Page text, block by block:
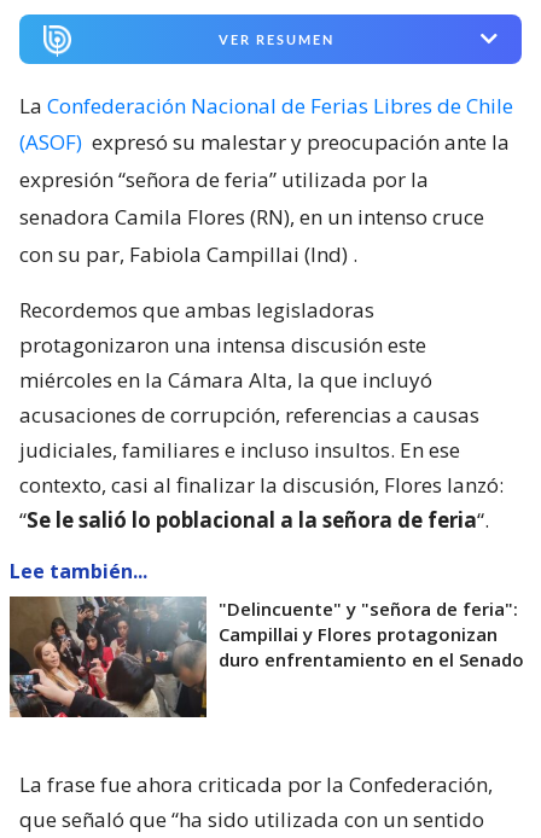
VER RESUMEN
La Confederación Nacional de Ferias Libres de Chile
(ASOF) expresó su malestar y preocupación ante la
expresión “señora de feria” utilizada por la
senadora Camila Flores (RN), en un intenso cruce
con su par, Fabiola Campillai (Ind) .
Recordemos que ambas legisladoras
protagonizaron una intensa discusión este
miércoles en la Cámara Alta, la que incluyó
acusaciones de corrupción, referencias a causas
judiciales, familiares e incluso insultos. En ese
contexto, casi al finalizar la discusión, Flores lanzó:
“Se le salió lo poblacional a la señora de feria“.
Lee también...
"Delincuente" y "señora de feria":
Campillai y Flores protagonizan
duro enfrentamiento en el Senado
La frase fue ahora criticada por la Confederación,
que señaló que “ha sido utilizada con un sentido